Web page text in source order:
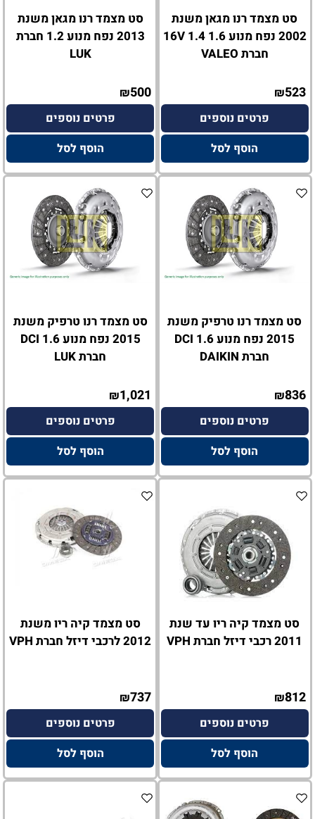
סט מצמד רנו מגאן משנת
2002 נפח מנוע 1.6 1.4 16V
חברת VALEO
₪523
פרטים נוספים
הוסף לסל
סט מצמד רנו מגאן משנת
2013 נפח מנוע 1.2 חברת
LUK
₪500
פרטים נוספים
הוסף לסל
סט מצמד רנו טרפיק משנת
2015 נפח מנוע 1.6 DCI
חברת DAIKIN
₪836
פרטים נוספים
הוסף לסל
סט מצמד רנו טרפיק משנת
2015 נפח מנוע 1.6 DCI
חברת LUK
₪1,021
פרטים נוספים
הוסף לסל
סט מצמד קיה ריו עד שנת
2011 רכבי דיזל חברת VPH
₪812
פרטים נוספים
הוסף לסל
סט מצמד קיה ריו משנת
2012 לרכבי דיזל חברת VPH
₪737
פרטים נוספים
הוסף לסל